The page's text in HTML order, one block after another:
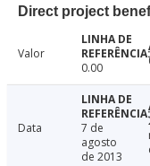
Direct project
Valor
0.00
Data
7 de
agosto
de 2013